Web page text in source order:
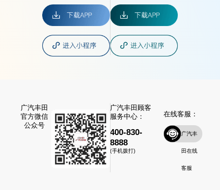
广汽丰田
官方微信
公众号
广汽丰田顾客
服务中心：
400-830-
8888
(手机拨打)
在线客服：
广汽丰
田在线
客服